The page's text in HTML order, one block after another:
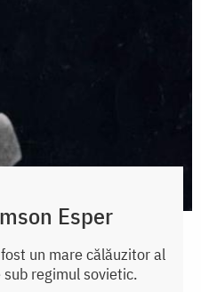
Esper
un mare călăuzitor al
regimul sovietic.